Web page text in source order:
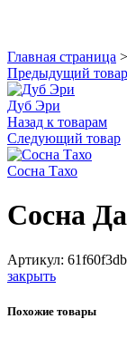
Главная страница >
Предыдущий товар
Дуб Эри
Назад к товарам
Следующий товар
Сосна Тахо
Сосна
Артикул:
закрыть
Похожие товары